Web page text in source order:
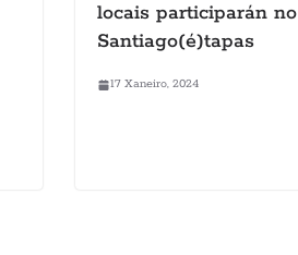
locais participarán no
Santiago(é)tapas
17 Xaneiro, 2024